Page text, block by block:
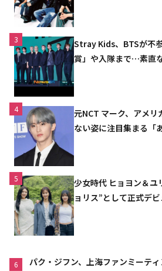
3
Stray Kids、BTSが不
賞」や入隊まで…素直
4
元NCT マーク、アメ
ない姿に注目集まる「
5
少女時代 ヒョヨン＆ユ
ョリス”として正式デ
6
パク・ジフン、上海ファンミーテ